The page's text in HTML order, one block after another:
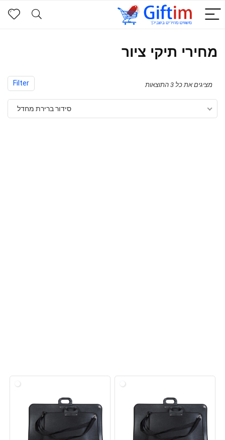
מחירי תיקי ציור
Filter מציגים את כל ⁦3⁩ התוצאות
סידור ברירת מחדל